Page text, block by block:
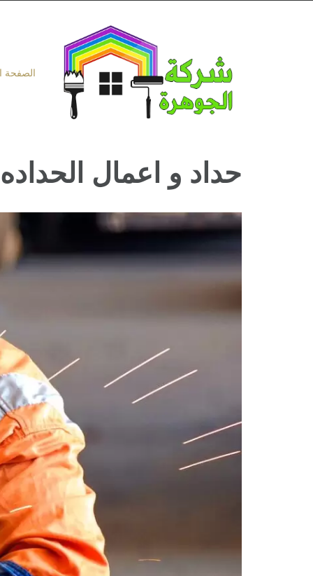
الصفحة
حداد و اعمال الحداده في
مشاهدة
أكبر